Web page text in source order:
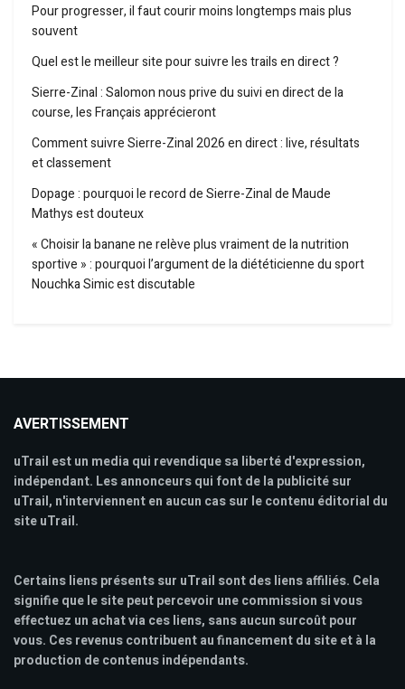
Pour progresser, il faut courir moins longtemps mais plus
souvent
Quel est le meilleur site pour suivre les trails en direct ?
Sierre-Zinal : Salomon nous prive du suivi en direct de la
course, les Français apprécieront
Comment suivre Sierre-Zinal 2026 en direct : live, résultats
et classement
Dopage : pourquoi le record de Sierre-Zinal de Maude
Mathys est douteux
« Choisir la banane ne relève plus vraiment de la nutrition
sportive » : pourquoi l’argument de la diététicienne du sport
Nouchka Simic est discutable
AVERTISSEMENT
uTrail est un media qui revendique sa liberté d'expression,
indépendant. Les annonceurs qui font de la publicité sur
uTrail, n'interviennent en aucun cas sur le contenu éditorial du
site uTrail.
Certains liens présents sur uTrail sont des liens affiliés. Cela
signifie que le site peut percevoir une commission si vous
effectuez un achat via ces liens, sans aucun surcoût pour
vous. Ces revenus contribuent au financement du site et à la
production de contenus indépendants.